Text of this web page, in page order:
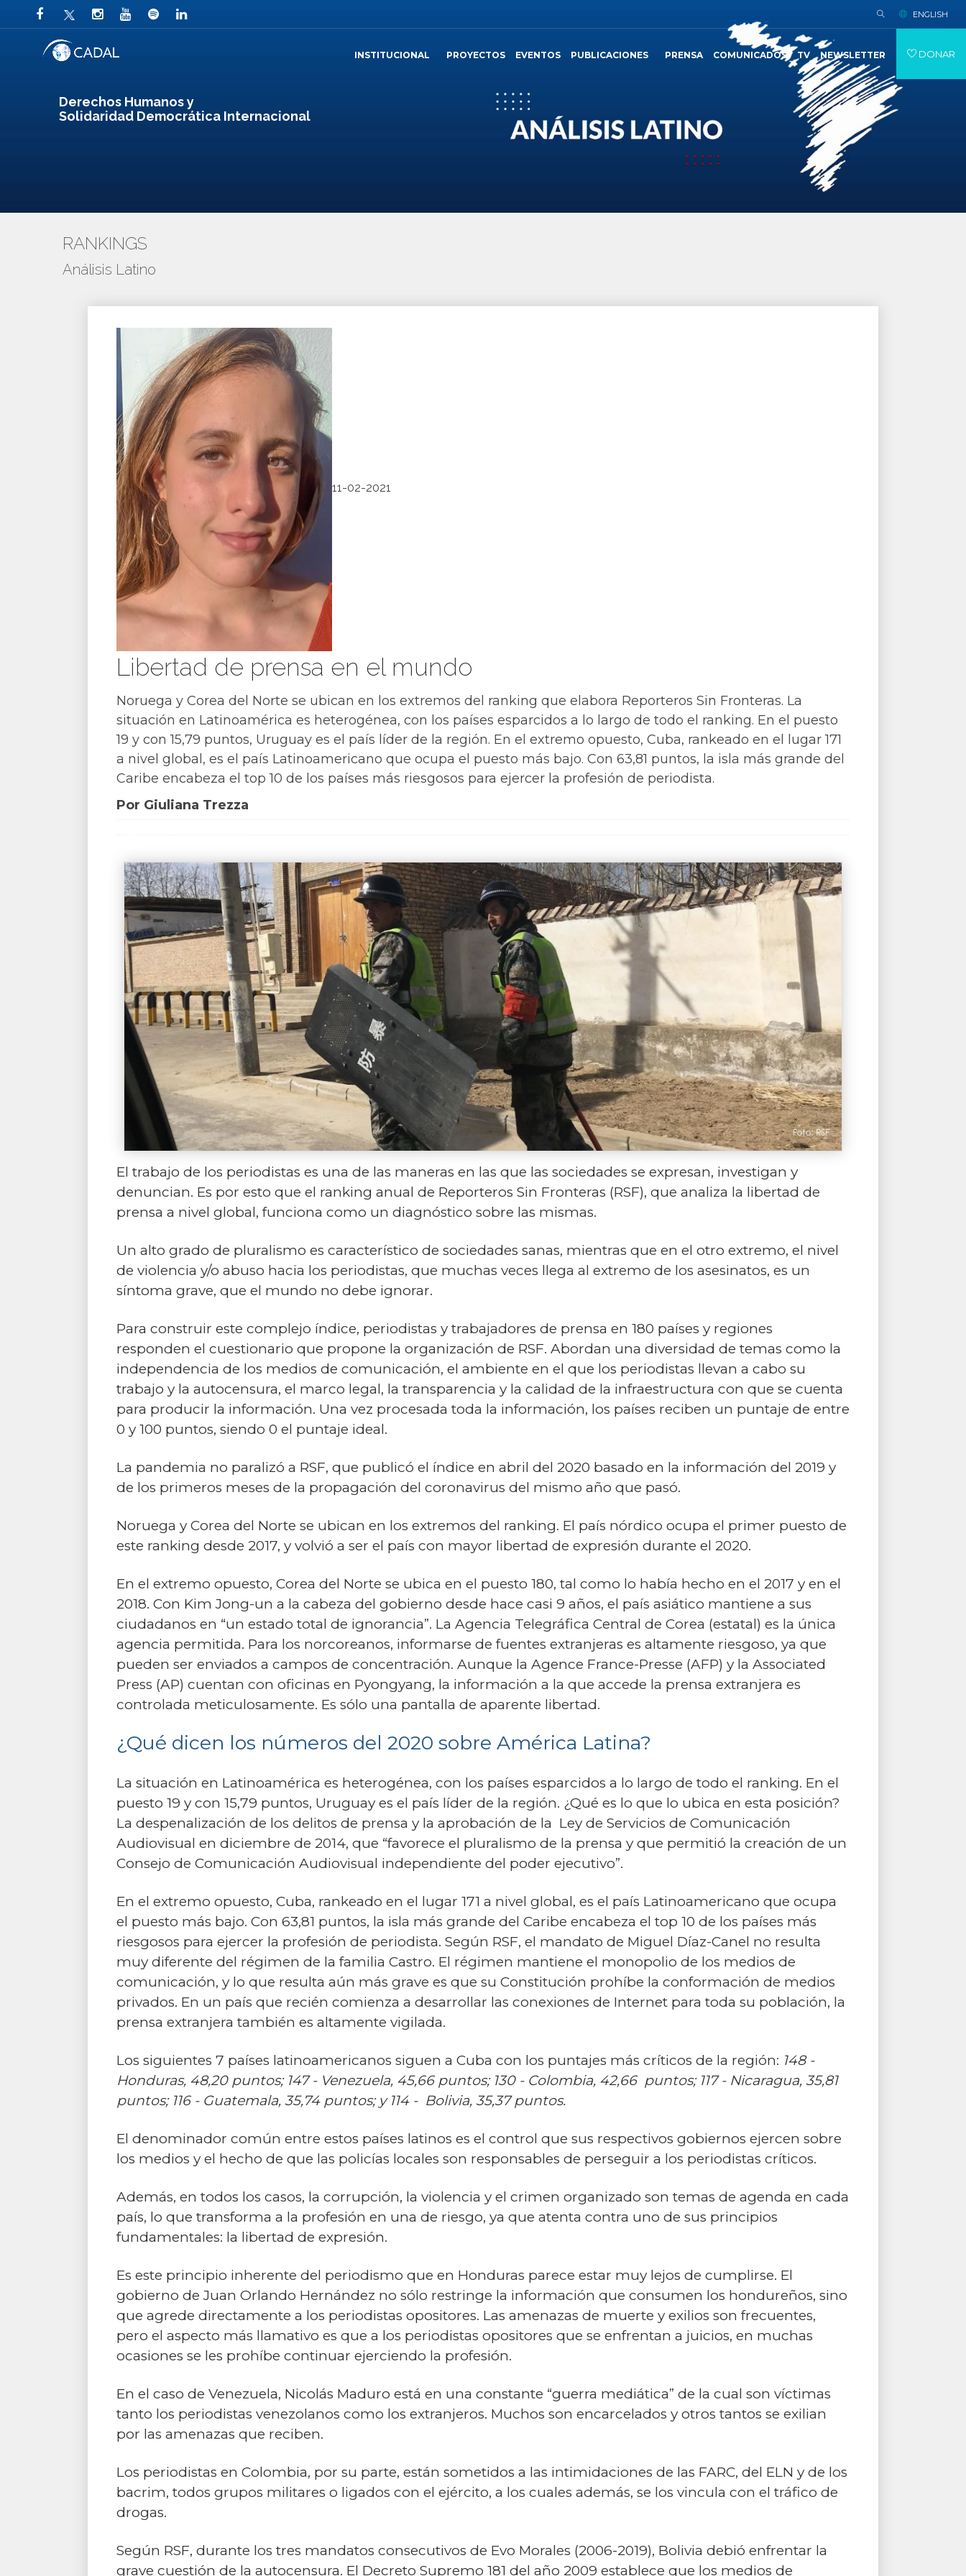
Derechos Humanos y
Solidaridad Democrática Internacional
ENGLISH
INSTITUCIONAL PROYECTOS EVENTOS PUBLICACIONES PRENSA COMUNICADOS TV NEWSLETTER DONAR
RANKINGS
Análisis Latino
11-02-2021
Libertad de prensa en el mundo
Noruega y Corea del Norte se ubican en los extremos del ranking que elabora Reporteros Sin Fronteras. La
situación en Latinoamérica es heterogénea, con los países esparcidos a lo largo de todo el ranking. En el puesto
19 y con 15,79 puntos, Uruguay es el país líder de la región. En el extremo opuesto, Cuba, rankeado en el lugar 171
a nivel global, es el país Latinoamericano que ocupa el puesto más bajo. Con 63,81 puntos, la isla más grande del
Caribe encabeza el top 10 de los países más riesgosos para ejercer la profesión de periodista.
Por Giuliana Trezza
El trabajo de los periodistas es una de las maneras en las que las sociedades se expresan, investigan y
denuncian. Es por esto que el ranking anual de Reporteros Sin Fronteras (RSF), que analiza la libertad de
prensa a nivel global, funciona como un diagnóstico sobre las mismas.
Un alto grado de pluralismo es característico de sociedades sanas, mientras que en el otro extremo, el nivel
de violencia y/o abuso hacia los periodistas, que muchas veces llega al extremo de los asesinatos, es un
síntoma grave, que el mundo no debe ignorar.
Para construir este complejo índice, periodistas y trabajadores de prensa en 180 países y regiones
responden el cuestionario que propone la organización de RSF. Abordan una diversidad de temas como la
independencia de los medios de comunicación, el ambiente en el que los periodistas llevan a cabo su
trabajo y la autocensura, el marco legal, la transparencia y la calidad de la infraestructura con que se cuenta
para producir la información. Una vez procesada toda la información, los países reciben un puntaje de entre
0 y 100 puntos, siendo 0 el puntaje ideal.
La pandemia no paralizó a RSF, que publicó el índice en abril del 2020 basado en la información del 2019 y
de los primeros meses de la propagación del coronavirus del mismo año que pasó.
Noruega y Corea del Norte se ubican en los extremos del ranking. El país nórdico ocupa el primer puesto de
este ranking desde 2017, y volvió a ser el país con mayor libertad de expresión durante el 2020.
En el extremo opuesto, Corea del Norte se ubica en el puesto 180, tal como lo había hecho en el 2017 y en el
2018. Con Kim Jong-un a la cabeza del gobierno desde hace casi 9 años, el país asiático mantiene a sus
ciudadanos en “un estado total de ignorancia”. La Agencia Telegráfica Central de Corea (estatal) es la única
agencia permitida. Para los norcoreanos, informarse de fuentes extranjeras es altamente riesgoso, ya que
pueden ser enviados a campos de concentración. Aunque la Agence France-Presse (AFP) y la Associated
Press (AP) cuentan con oficinas en Pyongyang, la información a la que accede la prensa extranjera es
controlada meticulosamente. Es sólo una pantalla de aparente libertad.
¿Qué dicen los números del 2020 sobre América Latina?
La situación en Latinoamérica es heterogénea, con los países esparcidos a lo largo de todo el ranking. En el
puesto 19 y con 15,79 puntos, Uruguay es el país líder de la región. ¿Qué es lo que lo ubica en esta posición?
La despenalización de los delitos de prensa y la aprobación de la Ley de Servicios de Comunicación
Audiovisual en diciembre de 2014, que “favorece el pluralismo de la prensa y que permitió la creación de un
Consejo de Comunicación Audiovisual independiente del poder ejecutivo”.
En el extremo opuesto, Cuba, rankeado en el lugar 171 a nivel global, es el país Latinoamericano que ocupa
el puesto más bajo. Con 63,81 puntos, la isla más grande del Caribe encabeza el top 10 de los países más
riesgosos para ejercer la profesión de periodista. Según RSF, el mandato de Miguel Díaz-Canel no resulta
muy diferente del régimen de la familia Castro. El régimen mantiene el monopolio de los medios de
comunicación, y lo que resulta aún más grave es que su Constitución prohíbe la conformación de medios
privados. En un país que recién comienza a desarrollar las conexiones de Internet para toda su población, la
prensa extranjera también es altamente vigilada.
Los siguientes 7 países latinoamericanos siguen a Cuba con los puntajes más críticos de la región: 148 -
Honduras, 48,20 puntos; 147 - Venezuela, 45,66 puntos; 130 - Colombia, 42,66 puntos; 117 - Nicaragua, 35,81
puntos; 116 - Guatemala, 35,74 puntos; y 114 - Bolivia, 35,37 puntos.
El denominador común entre estos países latinos es el control que sus respectivos gobiernos ejercen sobre
los medios y el hecho de que las policías locales son responsables de perseguir a los periodistas críticos.
Además, en todos los casos, la corrupción, la violencia y el crimen organizado son temas de agenda en cada
país, lo que transforma a la profesión en una de riesgo, ya que atenta contra uno de sus principios
fundamentales: la libertad de expresión.
Es este principio inherente del periodismo que en Honduras parece estar muy lejos de cumplirse. El
gobierno de Juan Orlando Hernández no sólo restringe la información que consumen los hondureños, sino
que agrede directamente a los periodistas opositores. Las amenazas de muerte y exilios son frecuentes,
pero el aspecto más llamativo es que a los periodistas opositores que se enfrentan a juicios, en muchas
ocasiones se les prohíbe continuar ejerciendo la profesión.
En el caso de Venezuela, Nicolás Maduro está en una constante “guerra mediática” de la cual son víctimas
tanto los periodistas venezolanos como los extranjeros. Muchos son encarcelados y otros tantos se exilian
por las amenazas que reciben.
Los periodistas en Colombia, por su parte, están sometidos a las intimidaciones de las FARC, del ELN y de los
bacrim, todos grupos militares o ligados con el ejército, a los cuales además, se los vincula con el tráfico de
drogas.
Según RSF, durante los tres mandatos consecutivos de Evo Morales (2006-2019), Bolivia debió enfrentar la
grave cuestión de la autocensura. El Decreto Supremo 181 del año 2009 establece que los medios de